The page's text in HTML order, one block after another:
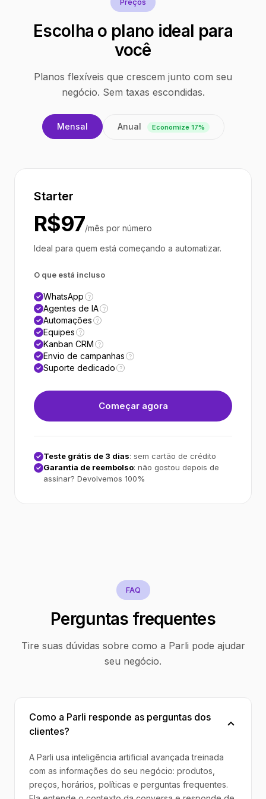
Escolha o plano ideal para
você
Planos flexíveis que crescem junto com seu
negócio. Sem taxas escondidas.
Mensal Anual Economize 17%
Starter
R$97/mês por número
Ideal para quem está começando a automatizar.
O que está incluso
WhatsApp ?
Agentes de IA ?
Automações ?
Equipes ?
Kanban CRM ?
Envio de campanhas ?
Suporte dedicado ?
Começar agora
Teste grátis de 3 dias: sem cartão de crédito
Garantia de reembolso: não gostou depois de
assinar? Devolvemos 100%
FAQ
Perguntas frequentes
Tire suas dúvidas sobre como a Parli pode ajudar
seu negócio.
Como a Parli responde as perguntas dos
clientes?
A Parli usa inteligência artificial avançada treinada
com as informações do seu negócio: produtos,
preços, horários, políticas e perguntas frequentes.